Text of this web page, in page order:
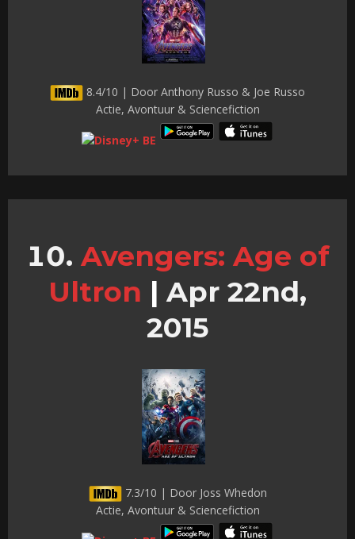
8.4/10 | Door Anthony Russo & Joe Russo
Actie, Avontuur & Sciencefiction
Avengers: Age of
Ultron | Apr 22nd,
2015
7.3/10 | Door Joss Whedon
Actie, Avontuur & Sciencefiction